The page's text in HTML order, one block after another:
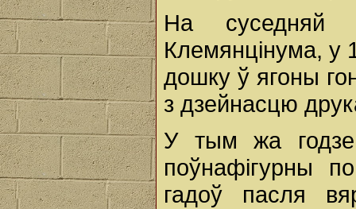
На суседняй
Клемянцінума, у
дошку ў ягоны
з дзейнасцю
У тым жа годзе
поўнафігурны
гадоў пасля